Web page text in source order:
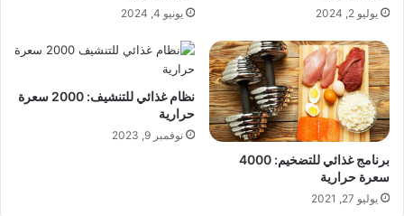
يوليو 2, 2024 يونيو 4, 2024
برنامج غذائي للتضخيم: 4000
سعرة حرارية
يوليو 27, 2021
نظام غذائي للتنشيف: 2000 سعرة
حرارية
نوفمبر 9, 2023